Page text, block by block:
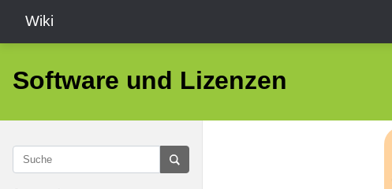
Wiki
Software und Lizenzen